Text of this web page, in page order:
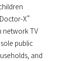
X”
network TV
public
and